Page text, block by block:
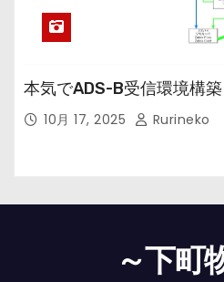
本気でADS-B受信環境構
10月 17, 2025 Rurineko
～下町